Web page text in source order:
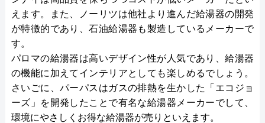
えます。また、ノーリツは他社より進んだ給湯器の開発
が特徴的であり、石油給湯器も製造しているメーカーで
す。
パロマの給湯器は高いデザイン性が人気であり、給湯器
の機能に加えてインテリアとしても楽しめるでしょう。
さいごに、パーパスはガスの排熱を生かした「エコジョ
ーズ」を開発したことで有名な給湯器メーカーでして、
環境にやさしくお得な給湯器が売りといえます。